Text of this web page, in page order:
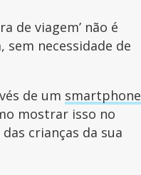
de viagem’ não é
necessidade de
de um smartphone
mostrar isso no
crianças da sua